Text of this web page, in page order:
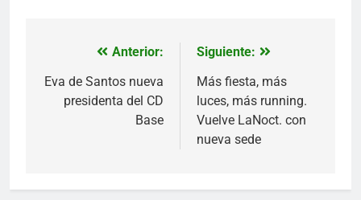
Navegación
de
entradas
Anterior:
Eva de Santos nueva
presidenta del CD
Base
Siguiente:
Más fiesta, más
luces, más running.
Vuelve LaNoct. con
nueva sede